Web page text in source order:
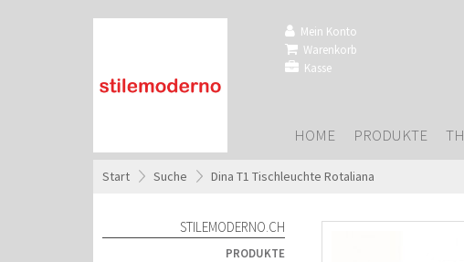
Mein Konto
Warenkorb
Kasse
HOME PRODUKTE
Start » Suche » Dina T1 Tischleuchte Rotaliana
STILEMODERNO.CH
PRODUKTE